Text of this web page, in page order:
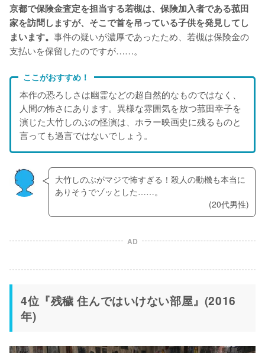
京都で保険金査定を担当する若槻は、保険加入者である菰田
家を訪問しますが、そこで首を吊っている子供を発見してし
まいます。 事件の疑いが濃厚であったため、若槻は保険金の
支払いを保留したのですが……。
ここがおすすめ！
本作の恐ろしさは幽霊などの超自然的なものではなく、
人間の怖さにあります。異様な雰囲気を放つ菰田幸子を
演じた大竹しのぶの怪演は、ホラー映画史に残るものと
言っても過言ではないでしょう。
大竹しのぶがマジで怖すぎる！殺人の動機も本当に
ありそうでゾッとした……。
(20代男性)
AD
4位『残穢 住んではいけない部屋』(2016
年)